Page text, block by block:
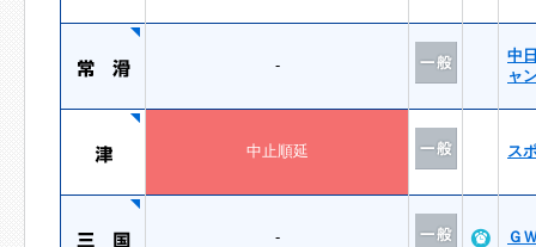
-
中
ャ
中止順延 ス
- Ｇ